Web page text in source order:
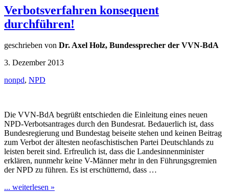
Verbotsverfahren konsequent
durchführen!
geschrieben von Dr. Axel Holz, Bundessprecher der VVN-BdA
3. Dezember 2013
nonpd, NPD
Die VVN-BdA begrüßt entschieden die Einleitung eines neuen
NPD-Verbotsantrages durch den Bundesrat. Bedauerlich ist, dass
Bundesregierung und Bundestag beiseite stehen und keinen Beitrag
zum Verbot der ältesten neofaschistischen Partei Deutschlands zu
leisten bereit sind. Erfreulich ist, dass die Landesinnenminister
erklären, nunmehr keine V-Männer mehr in den Führungsgremien
der NPD zu führen. Es ist erschütternd, dass …
... weiterlesen »